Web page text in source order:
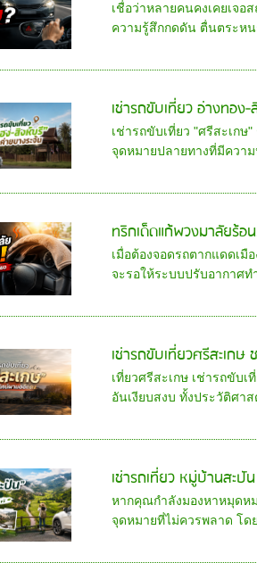
เชื่อว่าหลายคนคงเคยเจ
ความรู้สึกกดดัน ตื่นตระหน
เช่ารถขับเที่ยว อ่างทอง
เช่ารถขับเที่ยว "ศรีสะเก
จุดหมายปลายทางที่มีควา
ทริกเด็ดแก้พวงมาลัยร้
เมื่อต้องจอดรถตากแดดเ
จะรอให้ระบบปรับอากาศท
เช่ารถขับเที่ยวศรีสะเก
เที่ยวศรีสะเกษ เช่ารถขับ
อันเงียบสงบ ทั้งประวัติศ
เช่ารถเที่ยว หมู่บ้านสะ
หากคุณกำลังมองหาหมุดห
จุดหมายที่ไม่ควรพลาด โ